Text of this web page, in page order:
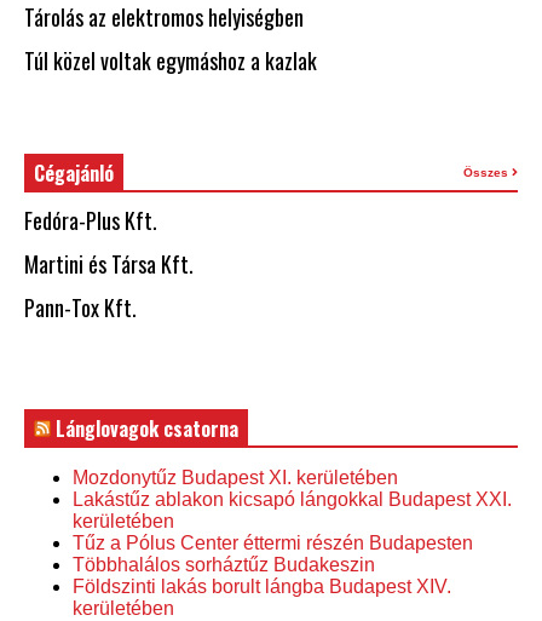
Tárolás az elektromos helyiségben
Túl közel voltak egymáshoz a kazlak
Cégajánló Összes
Fedóra-Plus Kft.
Martini és Társa Kft.
Pann-Tox Kft.
Lánglovagok csatorna
Mozdonytűz Budapest XI. kerületében
Lakástűz ablakon kicsapó lángokkal Budapest XXI.
kerületében
Tűz a Pólus Center éttermi részén Budapesten
Többhalálos sorháztűz Budakeszin
Földszinti lakás borult lángba Budapest XIV.
kerületében